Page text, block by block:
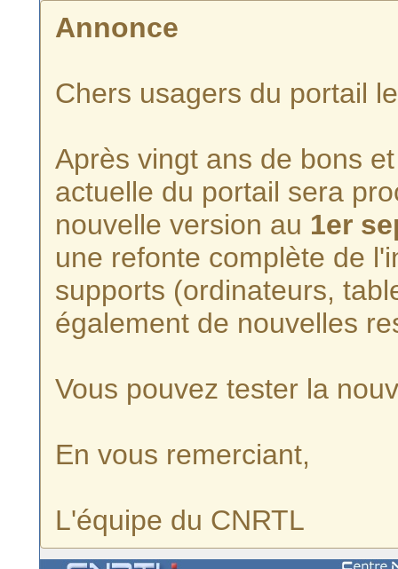
Annonce
Chers usagers du portail
Après vingt ans de bons
actuelle du portail sera
nouvelle version au 1er
une refonte complète de
supports (ordinateurs,
également de nouvelles
Vous pouvez tester la
En vous remerciant,
L'équipe du CNRTL